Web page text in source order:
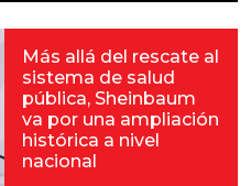
Más allá del rescate al
sistema de salud
pública, Sheinbaum
va por una ampliación
histórica a nivel
nacional